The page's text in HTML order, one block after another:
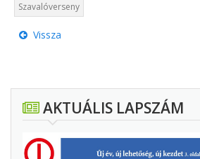
Szavalóverseny
Vissza
AKTUÁLIS LAPSZÁM